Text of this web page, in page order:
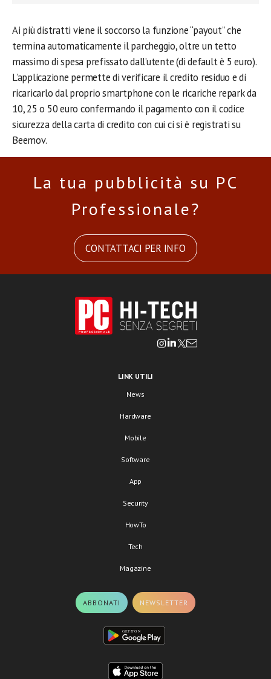
Ai più distratti viene il soccorso la funzione “payout” che
termina automaticamente il parcheggio, oltre un tetto
massimo di spesa prefissato dall’utente (di default è 5 euro).
L’applicazione permette di verificare il credito residuo e di
ricaricarlo dal proprio smartphone con le ricariche repark da
10, 25 o 50 euro confermando il pagamento con il codice
sicurezza della carta di credito con cui ci si è registrati su
Beemov.
La tua pubblicità su PC
Professionale?
CONTATTACI PER INFO
LINK UTILI
News
Hardware
Mobile
Software
App
Security
HowTo
Tech
Magazine
ABBONATI NEWSLETTER